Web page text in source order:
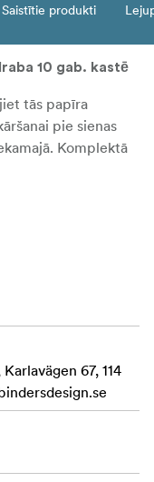
Saistītie produkti
10 gab. kastē
tās papīra
pie sienas
Komplektā
67, 114